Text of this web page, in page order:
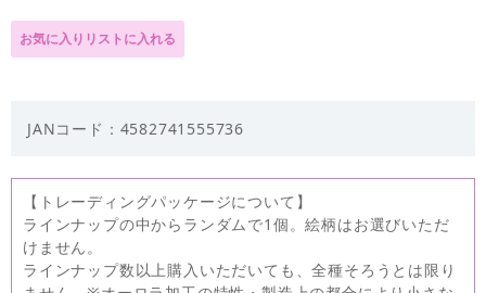
JANコード：4582741555736
【トレーディングパッケージについて】
ラインナップの中からランダムで1個。絵柄はお選びいただ
けません。
ラインナップ数以上購入いただいても、全種そろうとは限り